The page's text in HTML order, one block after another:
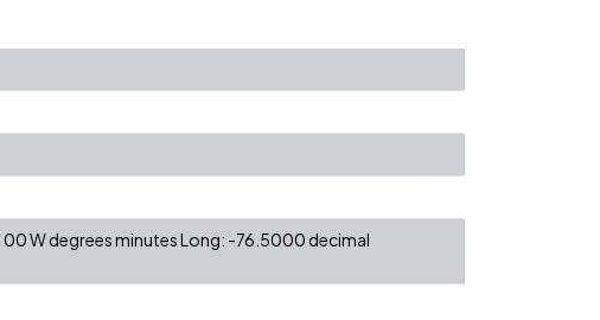
W degrees minutes Long: -76.5000 decimal